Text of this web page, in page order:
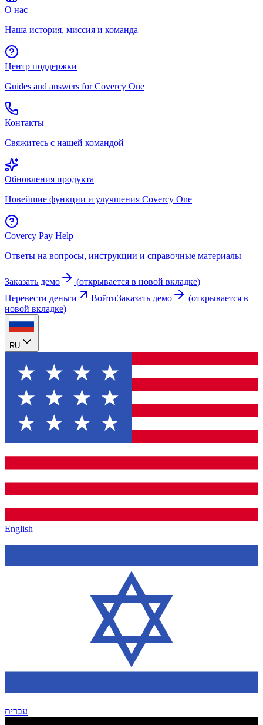
О нас
Наша история, миссия и команда
Центр поддержки
Guides and answers for Covercy One
Контакты
Свяжитесь с нашей командой
Обновления продукта
Новейшие функции и улучшения Covercy One
Covercy Pay Help
Ответы на вопросы, инструкции и справочные материалы
Заказать демо (открывается в новой вкладке)
Перевести деньги
ВойтиЗаказать демо (открывается в
новой вкладке)
RU
English
עברית